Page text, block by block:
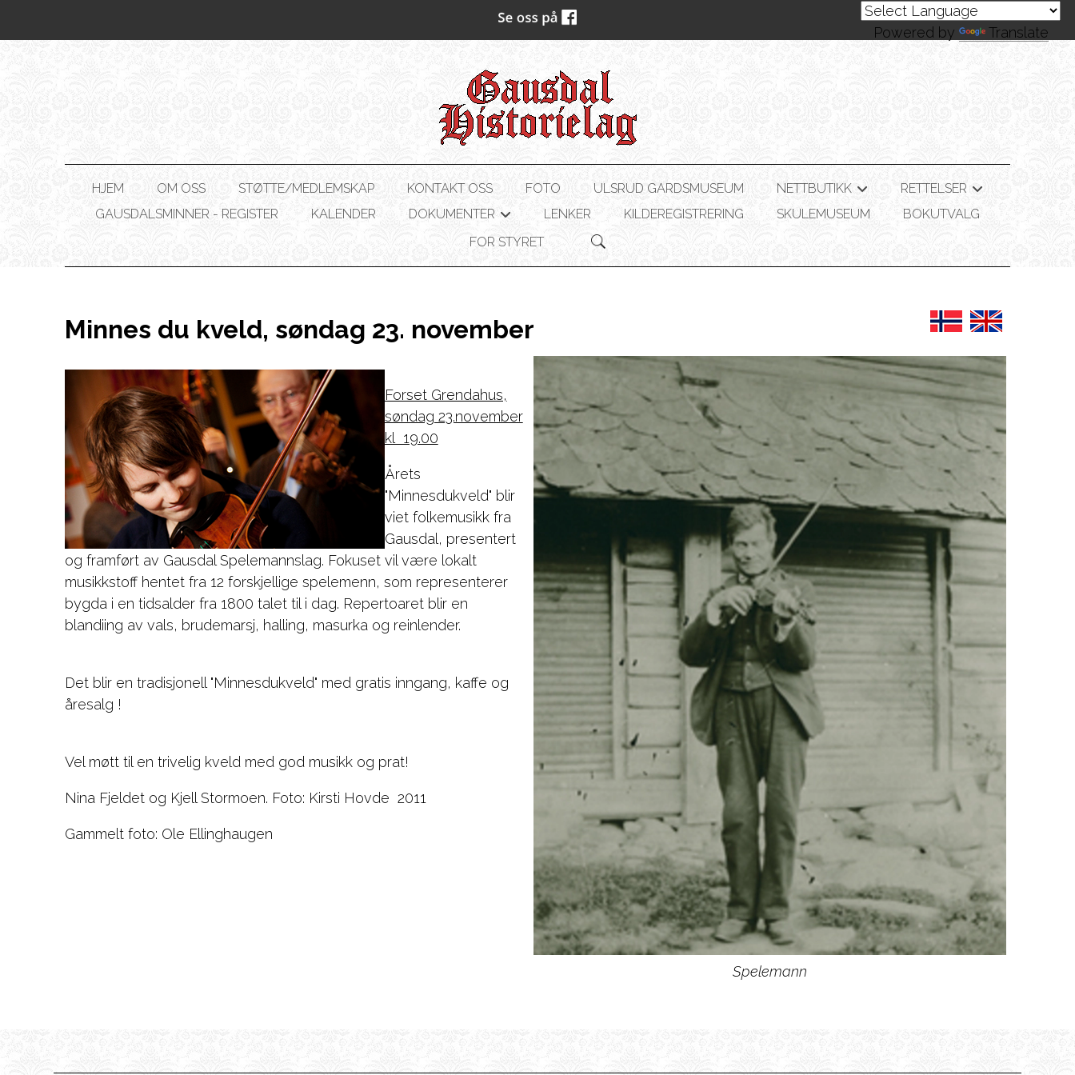
HJEM OM OSS STØTTE/MEDLEMSKAP KONTAKT OSS FOTO ULSRUD GARDSMUSEUM NETTBUTIKK
RETTELSER
GAUSDALSMINNER - REGISTER
KALENDER DOKUMENTER LENKER KILDEREGISTRERING SKULEMUSEUM
BOKUTVALG
FOR STYRET
Minnes du kveld, søndag 23. november
Spelemann
Forset Grendahus,
søndag 23.november
kl 19.00
Årets
"Minnesdukveld" blir
viet folkemusikk fra
Gausdal, presentert
og framført av Gausdal Spelemannslag. Fokuset vil være lokalt
musikkstoff hentet fra 12 forskjellige spelemenn, som representerer
bygda i en tidsalder fra 1800 talet til i dag. Repertoaret blir en
blandiing av vals, brudemarsj, halling, masurka og reinlender.
Det blir en tradisjonell "Minnesdukveld" med gratis inngang, kaffe og
åresalg !
Vel møtt til en trivelig kveld med god musikk og prat!
Nina Fjeldet og Kjell Stormoen. Foto: Kirsti Hovde 2011
Gammelt foto: Ole Ellinghaugen
Powered by Translate